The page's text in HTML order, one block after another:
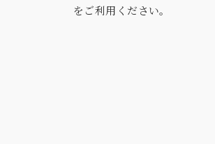
をご利用ください。